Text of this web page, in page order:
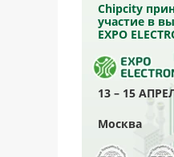
Chipcity
участие в
EXPO
13 – 15
Москва